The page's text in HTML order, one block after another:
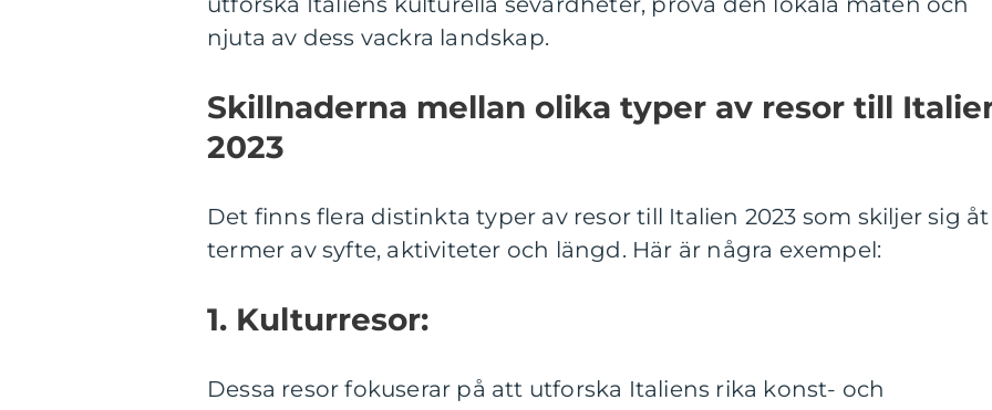
njuta av dess vackra landskap.
Skillnaderna mellan olika typer av resor till
2023
Det finns flera distinkta typer av resor till Italien 2023 som skiljer sig
termer av syfte, aktiviteter och längd. Här är några exempel:
1. Kulturresor:
Dessa resor fokuserar på att utforska Italiens rika konst- och